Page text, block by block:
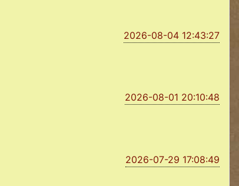
2026-08-04 12:43:27
2026-08-01 20:10:48
2026-07-29 17:08:49